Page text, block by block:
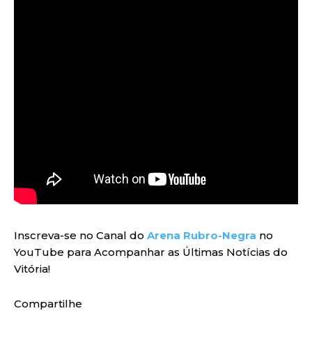
Inscreva-se no Canal do Arena Rubro-Negra no
YouTube para Acompanhar as Últimas Notícias do
Vitória!
Compartilhe